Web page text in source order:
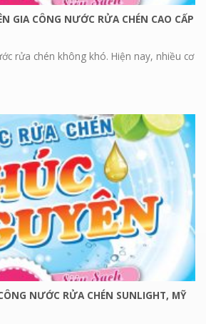
GIA CÔNG NƯỚC RỬA CHÉN CAO CẤP
rửa chén không khó. Hiện nay, nhiều cơ
NƯỚC RỬA CHÉN SUNLIGHT, MỸ